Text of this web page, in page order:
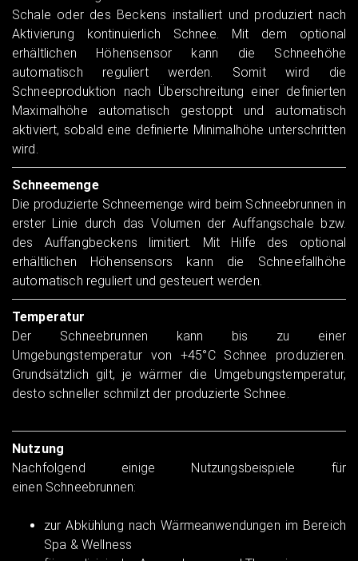
Schale oder des Beckens installiert und produziert nach
Aktivierung kontinuierlich Schnee. Mit dem optional
erhältlichen Höhensensor kann die Schneehöhe
automatisch reguliert werden. Somit wird die
Schneeproduktion nach Überschreitung einer definierten
Maximalhöhe automatisch gestoppt und automatisch
aktiviert, sobald eine definierte Minimalhöhe unterschritten
wird.
Schneemenge
Die produzierte Schneemenge wird beim Schneebrunnen in
erster Linie durch das Volumen der Auffangschale bzw.
des Auffangbeckens limitiert. Mit Hilfe des optional
erhältlichen Höhensensors kann die Schneefallhöhe
automatisch reguliert und gesteuert werden.
Temperatur
Der Schneebrunnen kann bis zu einer
Umgebungstemperatur von +45°C Schnee produzieren.
Grundsätzlich gilt, je wärmer die Umgebungstemperatur,
desto schneller schmilzt der produzierte Schnee.
Nutzung
Nachfolgend einige Nutzungsbeispiele für
einen Schneebrunnen:
zur Abkühlung nach Wärmeanwendungen im Bereich
Spa & Wellness